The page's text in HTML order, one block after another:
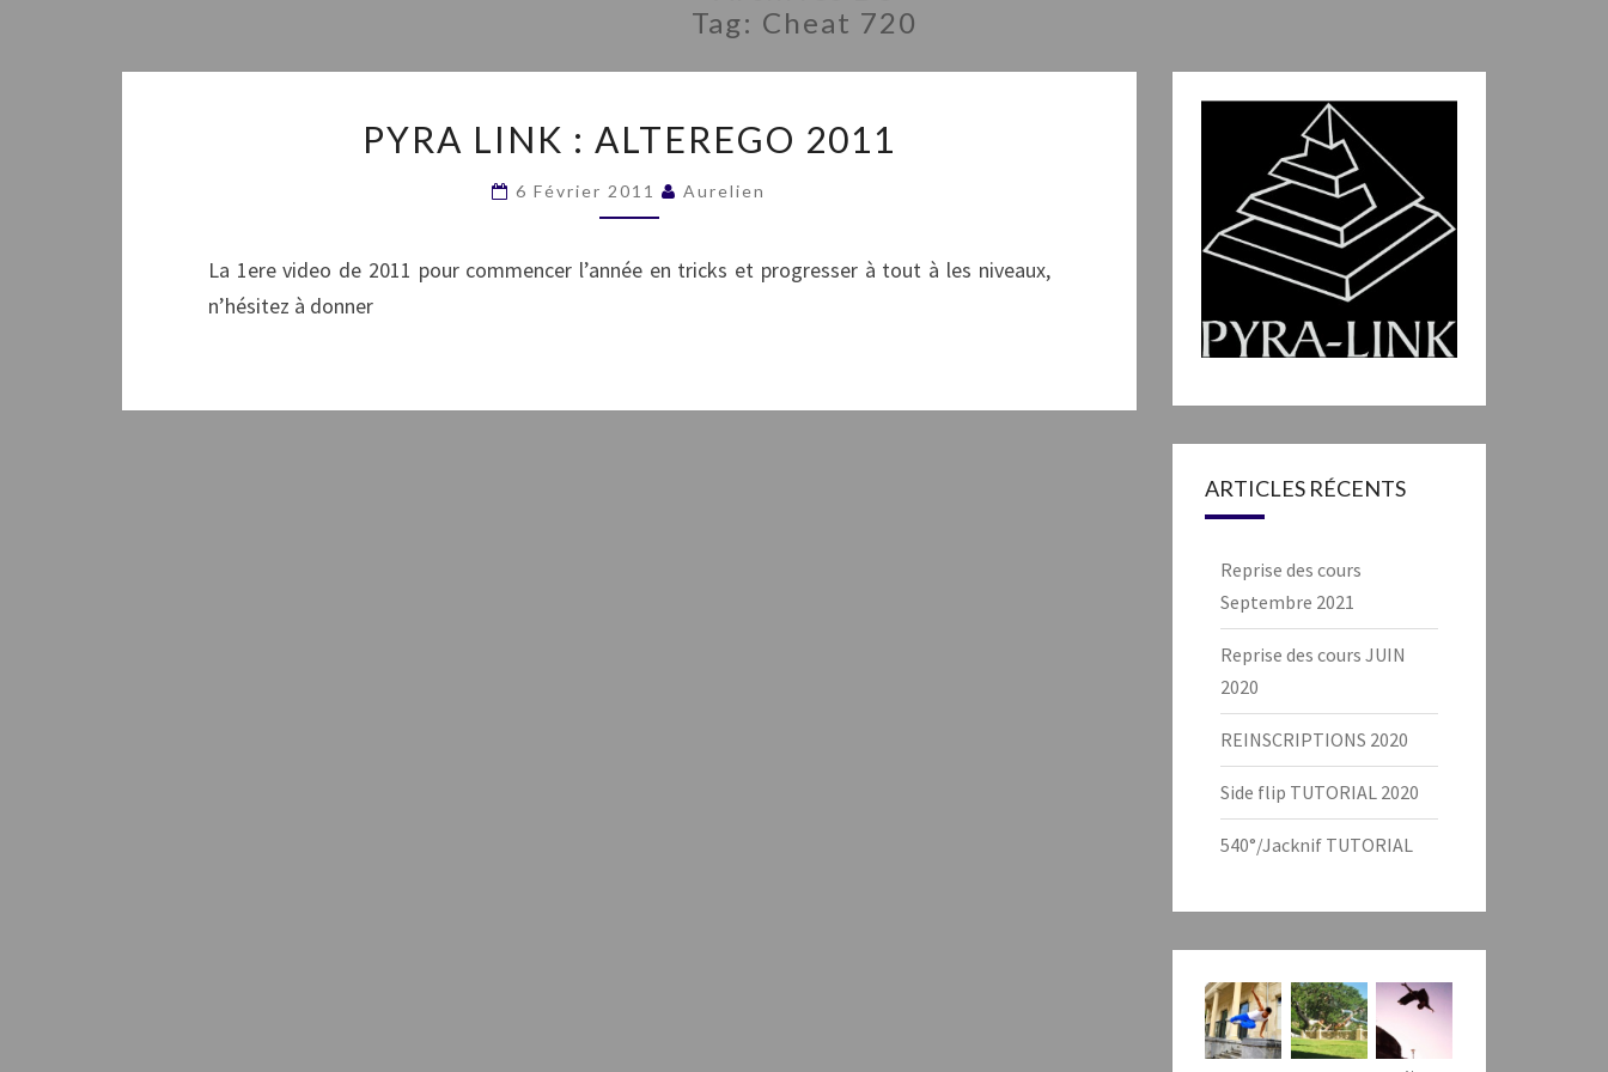
Tag: Cheat 720
LINK
:
ALTEREGO
PYRA LINK : ALTEREGO 2011
6 Février 2011 Aurelien
La 1ere video de 2011 pour commencer l’année en tricks et progresser à tout à les niveaux,
n’hésitez à donner
ARTICLES RÉCENTS
Reprise des cours
Septembre 2021
Reprise des cours JUIN
2020
REINSCRIPTIONS 2020
Side flip TUTORIAL 2020
540°/Jacknif TUTORIAL